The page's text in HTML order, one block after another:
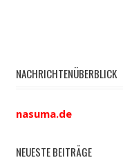
NACHRICHTENÜBERBLICK
nasuma.de
NEUESTE BEITRÄGE